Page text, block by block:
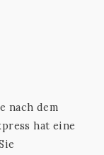
nach dem
hat eine